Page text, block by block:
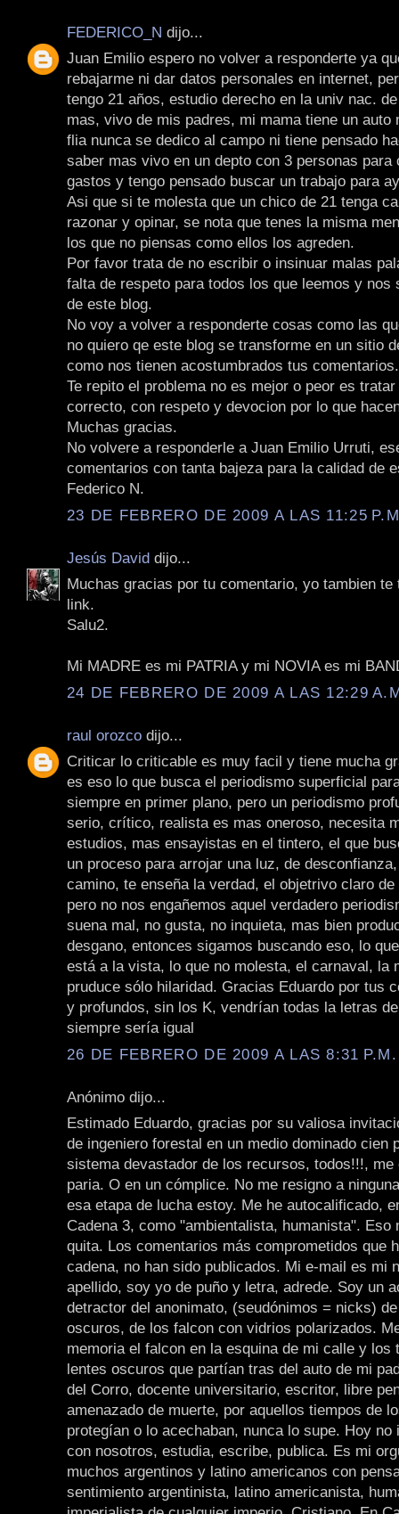
FEDERICO_N dijo...
Juan Emilio espero no volver a responderte ya
rebajarme ni dar datos personales en internet,
tengo 21 años, estudio derecho en la univ nac.
mas, vivo de mis padres, mi mama tiene un auto
flia nunca se dedico al campo ni tiene pensado
saber mas vivo en un depto con 3 personas para
gastos y tengo pensado buscar un trabajo para
Asi que si te molesta que un chico de 21 tenga
razonar y opinar, se nota que tenes la misma
los que no piensas como ellos los agreden.
Por favor trata de no escribir o insinuar malas
falta de respeto para todos los que leemos y nos
de este blog.
No voy a volver a responderte cosas como las
no quiero qe este blog se transforme en un sitio
como nos tienen acostumbrados tus comentarios.
Te repito el problema no es mejor o peor es
correcto, con respeto y devocion por lo que
Muchas gracias.
No volvere a responderle a Juan Emilio Urruti,
comentarios con tanta bajeza para la calidad de
Federico N.
23 DE FEBRERO DE 2009 A LAS 11:25
Jesús David dijo...
Muchas gracias por tu comentario, yo tambien te
link.
Salu2.
Mi MADRE es mi PATRIA y mi NOVIA es mi
24 DE FEBRERO DE 2009 A LAS 12:29
raul orozco dijo...
Criticar lo criticable es muy facil y tiene mucha
es eso lo que busca el periodismo superficial
siempre en primer plano, pero un periodismo
serio, crítico, realista es mas oneroso, necesita
estudios, mas ensayistas en el tintero, el que
un proceso para arrojar una luz, de
camino, te enseña la verdad, el objetrivo claro
pero no nos engañemos aquel verdadero
suena mal, no gusta, no inquieta, mas bien
desgano, entonces sigamos buscando eso, lo
está a la vista, lo que no molesta, el carnaval, la
pruduce sólo hilaridad. Gracias Eduardo por tus
y profundos, sin los K, vendrían todas la letras
siempre sería igual
26 DE FEBRERO DE 2009 A LAS 8:31 P.M.
Anónimo dijo...
Estimado Eduardo, gracias por su valiosa
de ingeniero forestal en un medio dominado cien
sistema devastador de los recursos, todos!!!, me
paria. O en un cómplice. No me resigno a
esa etapa de lucha estoy. Me he autocalificado,
Cadena 3, como "ambientalista, humanista". Eso
quita. Los comentarios más comprometidos que
cadena, no han sido publicados. Mi e-mail es mi
apellido, soy yo de puño y letra, adrede. Soy un
detractor del anonimato, (seudónimos = nicks)
oscuros, de los falcon con vidrios polarizados.
memoria el falcon en la esquina de mi calle y los
lentes oscuros que partían tras del auto de mi
del Corro, docente universitario, escritor, libre
amenazado de muerte, por aquellos tiempos de
protegían o lo acechaban, nunca lo supe. Hoy no
con nosotros, estudia, escribe, publica. Es mi
muchos argentinos y latino americanos con
sentimiento argentinista, latino americanista,